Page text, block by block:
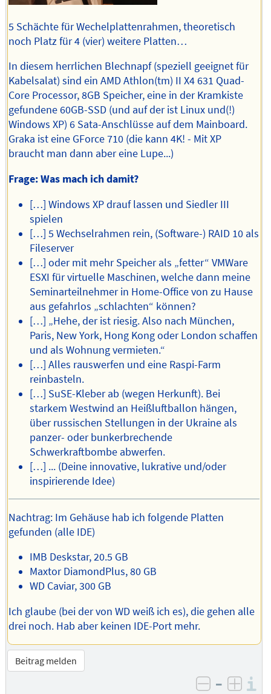
5 Schächte für Wechelplattenrahmen, theoretisch
noch Platz für 4 (vier) weitere Platten…
In diesem herrlichen Blechnapf (speziell geeignet für
Kabelsalat) sind ein AMD Athlon(tm) II X4 631 Quad-
Core Processor, 8GB Speicher, eine in der Kramkiste
gefundene 60GB-SSD (und auf der ist Linux und(!)
Windows XP) 6 Sata-Anschlüsse auf dem Mainboard.
Graka ist eine GForce 710 (die kann 4K! - Mit XP
braucht man dann aber eine Lupe...)
Frage: Was mach ich damit?
[…] Windows XP drauf lassen und Siedler III
spielen
[…] 5 Wechselrahmen rein, (Software-) RAID 10 als
Fileserver
[…] oder mit mehr Speicher als „fetter“ VMWare
ESXI für virtuelle Maschinen, welche dann meine
Seminarteilnehmer in Home-Office von zu Hause
aus gefahrlos „schlachten“ können?
[…] „Hehe, der ist riesig. Also nach München,
Paris, New York, Hong Kong oder London schaffen
und als Wohnung vermieten.“
[…] Alles rauswerfen und eine Raspi-Farm
reinbasteln.
[…] SuSE-Kleber ab (wegen Herkunft). Bei
starkem Westwind an Heißluftballon hängen,
über russischen Stellungen in der Ukraine als
panzer- oder bunkerbrechende
Schwerkraftbombe abwerfen.
[…] ... (Deine innovative, lukrative und/oder
inspirierende Idee)
Nachtrag: Im Gehäuse hab ich folgende Platten
gefunden (alle IDE)
IMB Deskstar, 20.5 GB
Maxtor DiamondPlus, 80 GB
WD Caviar, 300 GB
Ich glaube (bei der von WD weiß ich es), die gehen alle
drei noch. Hab aber keinen IDE-Port mehr.
Beitrag melden
–